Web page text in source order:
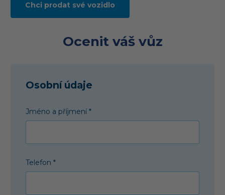
Chci prodat své vozidlo
Ocenit váš vůz
Osobní údaje
Jméno a příjmení *
Telefon *